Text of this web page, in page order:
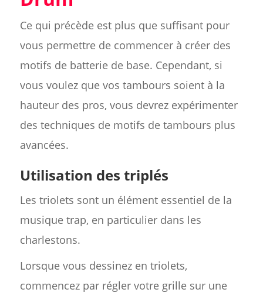
Ce qui précède est plus que suffisant pour
vous permettre de commencer à créer des
motifs de batterie de base. Cependant, si
vous voulez que vos tambours soient à la
hauteur des pros, vous devrez expérimenter
des techniques de motifs de tambours plus
avancées.
Utilisation des triplés
Les triolets sont un élément essentiel de la
musique trap, en particulier dans les
charlestons.
Lorsque vous dessinez en triolets,
commencez par régler votre grille sur une